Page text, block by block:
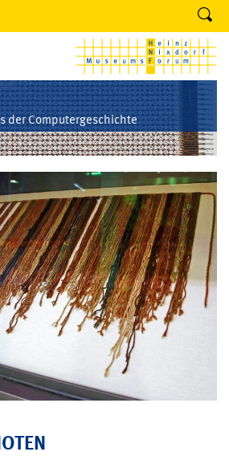
der Computergeschichte